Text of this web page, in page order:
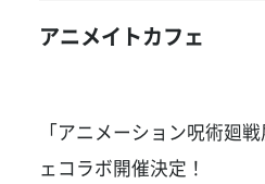
アニメイトカフェ
「アニメーション呪術廻
ェコラボ開催決定！